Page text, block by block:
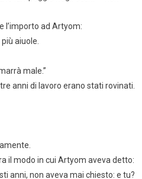
l’importo ad Artyom:
aiuole.
male.”
anni di lavoro erano stati rovinati.
il modo in cui Artyom aveva detto:
anni, non aveva mai chiesto: e tu?